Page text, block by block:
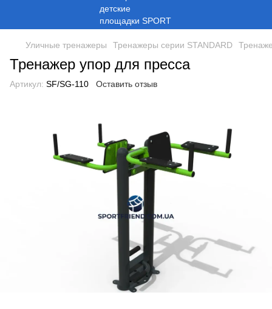
Уличные тренажеры Тренажеры серии STANDARD
Тренажер упор для пресса
Артикул: SF/SG-110 Оставить отзыв